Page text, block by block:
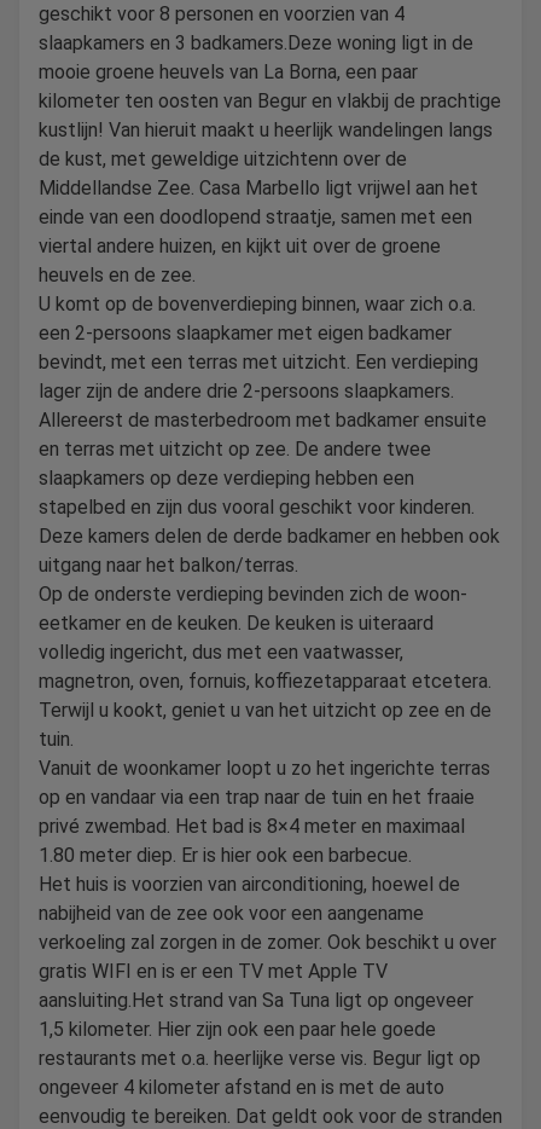
geschikt voor 8 personen en voorzien van 4
slaapkamers en 3 badkamers.Deze woning ligt in de
mooie groene heuvels van La Borna, een paar
kilometer ten oosten van Begur en vlakbij de prachtige
kustlijn! Van hieruit maakt u heerlijk wandelingen langs
de kust, met geweldige uitzichtenn over de
Middellandse Zee. Casa Marbello ligt vrijwel aan het
einde van een doodlopend straatje, samen met een
viertal andere huizen, en kijkt uit over de groene
heuvels en de zee.
U komt op de bovenverdieping binnen, waar zich o.a.
een 2-persoons slaapkamer met eigen badkamer
bevindt, met een terras met uitzicht. Een verdieping
lager zijn de andere drie 2-persoons slaapkamers.
Allereerst de masterbedroom met badkamer ensuite
en terras met uitzicht op zee. De andere twee
slaapkamers op deze verdieping hebben een
stapelbed en zijn dus vooral geschikt voor kinderen.
Deze kamers delen de derde badkamer en hebben ook
uitgang naar het balkon/terras.
Op de onderste verdieping bevinden zich de woon-
eetkamer en de keuken. De keuken is uiteraard
volledig ingericht, dus met een vaatwasser,
magnetron, oven, fornuis, koffiezetapparaat etcetera.
Terwijl u kookt, geniet u van het uitzicht op zee en de
tuin.
Vanuit de woonkamer loopt u zo het ingerichte terras
op en vandaar via een trap naar de tuin en het fraaie
privé zwembad. Het bad is 8×4 meter en maximaal
1.80 meter diep. Er is hier ook een barbecue.
Het huis is voorzien van airconditioning, hoewel de
nabijheid van de zee ook voor een aangename
verkoeling zal zorgen in de zomer. Ook beschikt u over
gratis WIFI en is er een TV met Apple TV
aansluiting.Het strand van Sa Tuna ligt op ongeveer
1,5 kilometer. Hier zijn ook een paar hele goede
restaurants met o.a. heerlijke verse vis. Begur ligt op
ongeveer 4 kilometer afstand en is met de auto
eenvoudig te bereiken. Dat geldt ook voor de stranden